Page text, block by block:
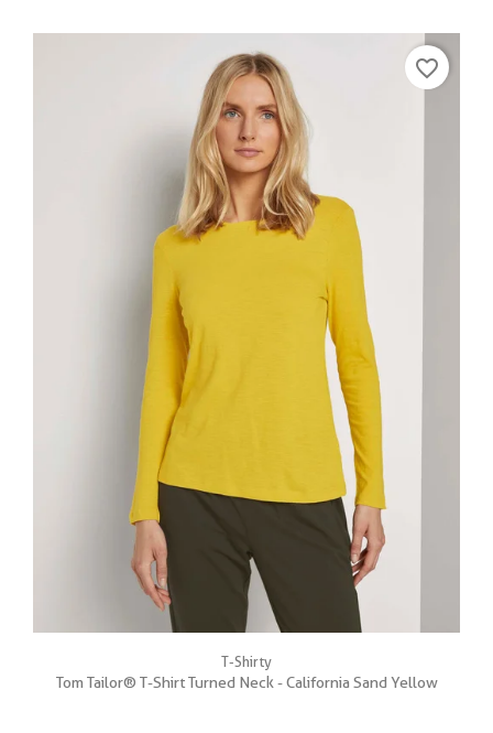
T-Shirty
Tom Tailor® T-Shirt Turned Neck - California Sand Yellow
favorite_border